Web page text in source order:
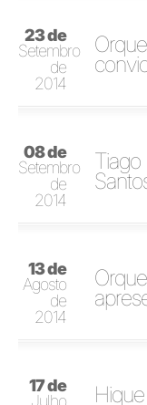
23 de
Setembro
de
2014
08 de
Setembro
de
2014
Tiago
13 de
Agosto
de
2014
17 de
Julho